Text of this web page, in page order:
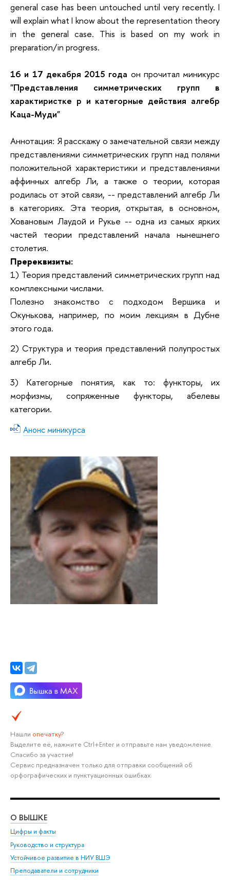
general case has been untouched until very recently. I
will explain what I know about the representation theory
in the general case. This is based on my work in
preparation/in progress.
16 и 17 декабря 2015 года он прочитал миникурс
"Представления симметрических групп в
характиристке p и категорные действия алгебр
Каца-Муди"
Аннотация: Я расскажу о замечательной связи между
представлениями симметрических групп над полями
положительной характеристики и представлениями
аффинных алгебр Ли, а также о теории, которая
родилась от этой связи, -- представлений алгебр Ли
в категориях. Эта теория, открытая, в основном,
Ховановым Лаудой и Рукье -- одна из самых ярких
частей теории представлений начала нынешнего
столетия.
Пререквизиты:
1) Теория представлений симметрических групп над
комплексными числами.
Полезно знакомство с подходом Вершика и
Окунькова, например, по моим лекциям в Дубне
этого года.
2) Структура и теория представлений полупростых
алгебр Ли.
3) Категорные понятия, как то: функторы, их
морфизмы, сопряженные функторы, абелевы
категории.
Анонс миникурса
Нашли опечатку?
Выделите её, нажмите Ctrl+Enter и отправьте нам уведомление.
Спасибо за участие!
Сервис предназначен только для отправки сообщений об
орфографических и пунктуационных ошибках.
О ВЫШКЕ
Цифры и факты
Руководство и структура
Устойчивое развитие в НИУ ВШЭ
Преподаватели и сотрудники